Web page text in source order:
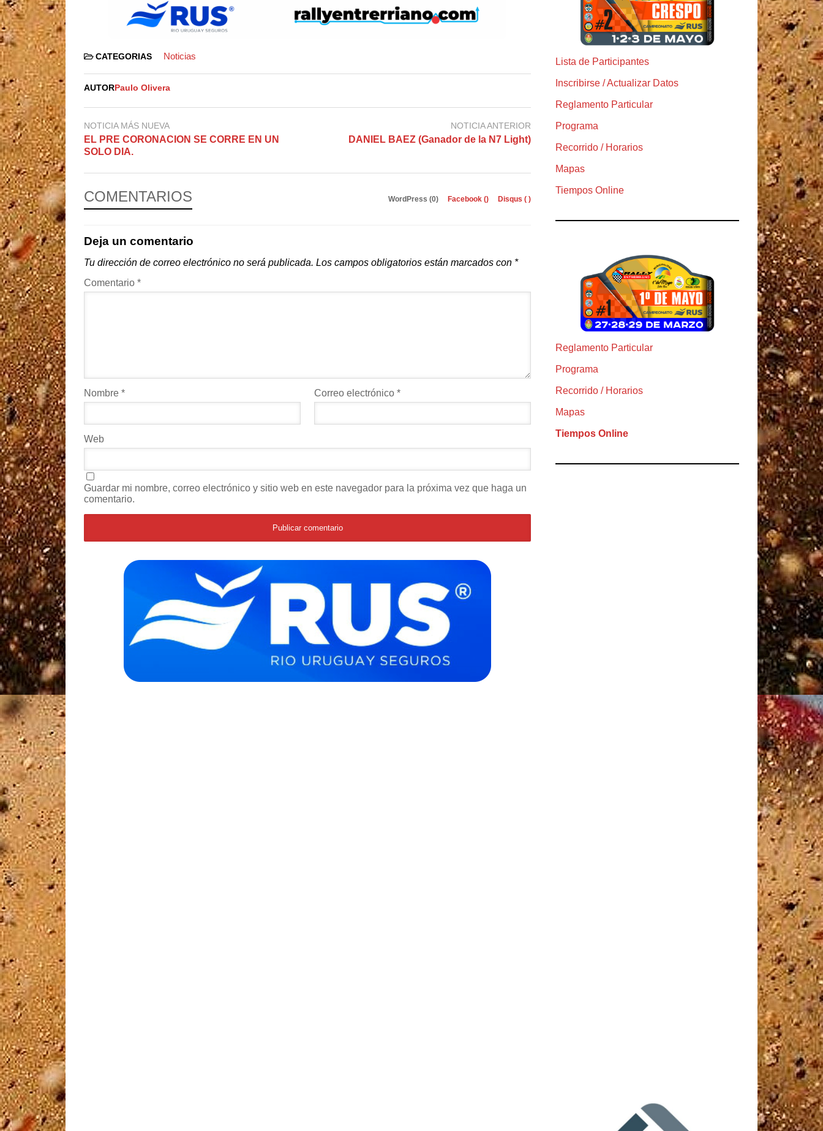
CATEGORIAS Noticias
AUTOR Paulo Olivera
NOTICIA MÁS NUEVA
EL PRE CORONACION SE CORRE EN UN
SOLO DIA.
NOTICIA ANTERIOR
DANIEL BAEZ (Ganador de la N7 Light)
COMENTARIOS WordPress (0) Facebook () Disqus ( )
Deja un comentario
Tu dirección de correo electrónico no será publicada. Los campos obligatorios están marcados con *
Comentario *
Nombre * Correo electrónico *
Web
Guardar mi nombre, correo electrónico y sitio web en este navegador para la próxima vez que haga un
comentario.
Lista de Participantes
Inscribirse / Actualizar Datos
Reglamento Particular
Programa
Recorrido / Horarios
Mapas
Tiempos Online
Reglamento Particular
Programa
Recorrido / Horarios
Mapas
Tiempos Online